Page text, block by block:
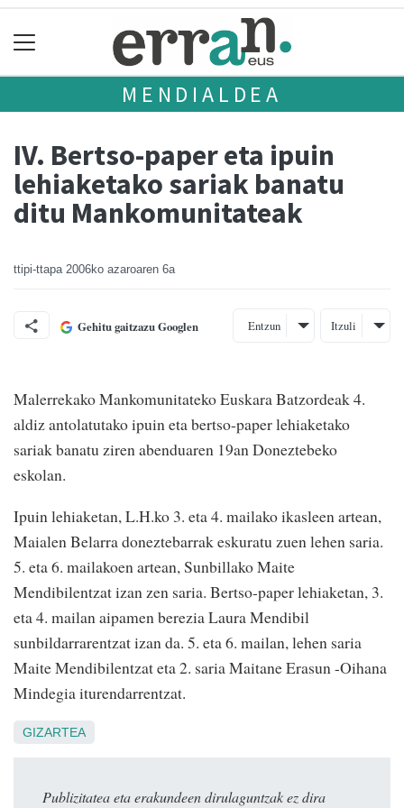
MENDIALDEA
IV. Bertso-paper eta ipuin
lehiaketako sariak banatu
ditu Mankomunitateak
ttipi-ttapa 2006ko azaroaren 6a
Gehitu gaitzazu Googlen Entzun Itzuli
Malerrekako Mankomunitateko Euskara Batzordeak 4.
aldiz antolatutako ipuin eta bertso-paper lehiaketako
sariak banatu ziren abenduaren 19an Doneztebeko
eskolan.
Ipuin lehiaketan, L.H.ko 3. eta 4. mailako ikasleen artean,
Maialen Belarra doneztebarrak eskuratu zuen lehen saria.
5. eta 6. mailakoen artean, Sunbillako Maite
Mendibilentzat izan zen saria. Bertso-paper lehiaketan, 3.
eta 4. mailan aipamen berezia Laura Mendibil
sunbildarrarentzat izan da. 5. eta 6. mailan, lehen saria
Maite Mendibilentzat eta 2. saria Maitane Erasun -Oihana
Mindegia iturendarrentzat.
GIZARTEA
Publizitatea eta erakundeen dirulaguntzak ez dira